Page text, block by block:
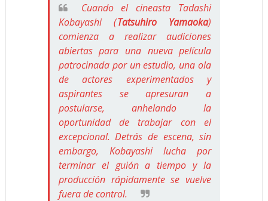
Cuando el cineasta Tadashi
Kobayashi (Tatsuhiro Yamaoka)
comienza a realizar audiciones
abiertas para una nueva película
patrocinada por un estudio, una ola
de actores experimentados y
aspirantes se apresuran a
postularse, anhelando la
oportunidad de trabajar con el
excepcional. Detrás de escena, sin
embargo, Kobayashi lucha por
terminar el guión a tiempo y la
producción rápidamente se vuelve
fuera de control.